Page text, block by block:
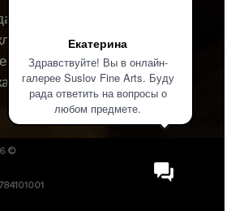
Екатерина
Здравствуйте! Вы в онлайн-
галерее Suslov Fine Arts. Буду
рада ответить на вопросы о
любом предмете.
О галерее
вопросы
Контакты
конфиденциальности
©